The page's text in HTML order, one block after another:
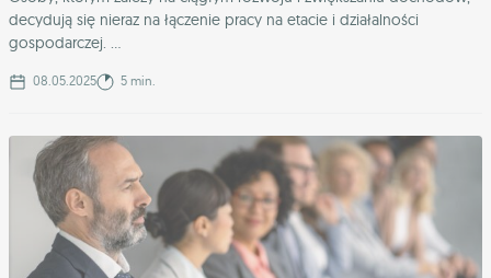
decydują się nieraz na łączenie pracy na etacie i działalności
gospodarczej. ...
08.05.2025 5 min.